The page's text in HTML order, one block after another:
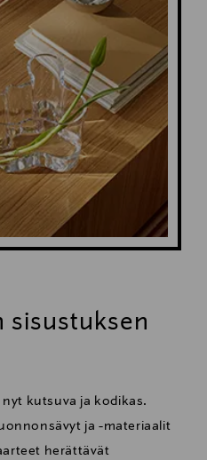
sisustuksen
kutsuva ja kodikas.
ja -materiaalit
herättävät